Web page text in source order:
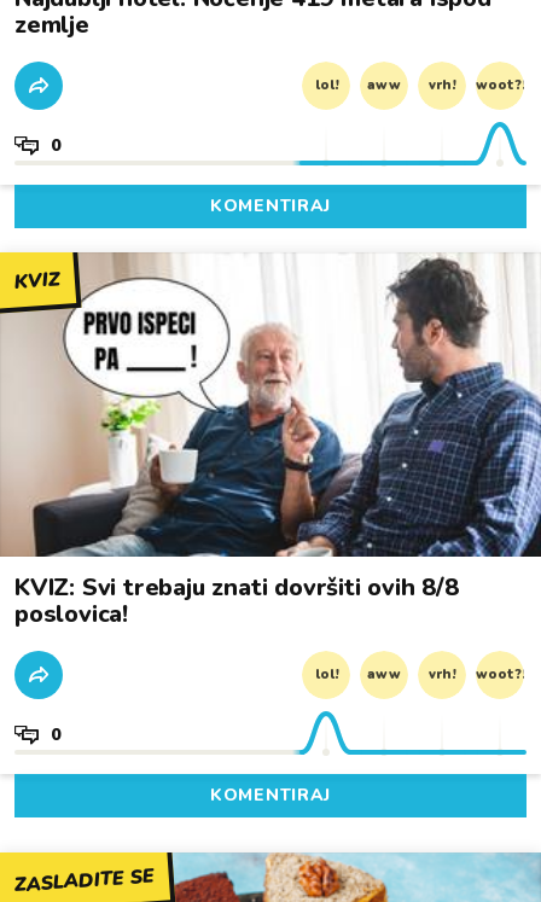
zemlje
lol! aww vrh! woot?!
0
KOMENTIRAJ
KVIZ
KVIZ: Svi trebaju znati dovršiti ovih 8/8
poslovica!
lol! aww vrh! woot?!
0
KOMENTIRAJ
ZASLADITE SE